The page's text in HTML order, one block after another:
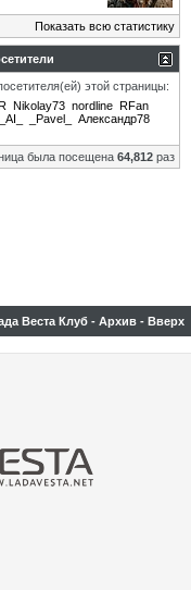
Показать всю статистику
этой страницы:
Nikolay73 nordline RFan
_AI_ _Pavel_
Александр78
была посещена 64,812 раз
Веста Клуб - Архив - Вверх